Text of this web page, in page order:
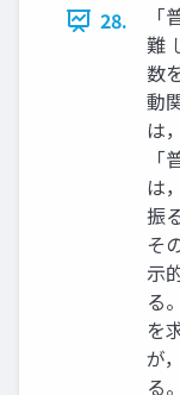
28.
難
数
動
は
は
振
そ
示
る
を
が
る